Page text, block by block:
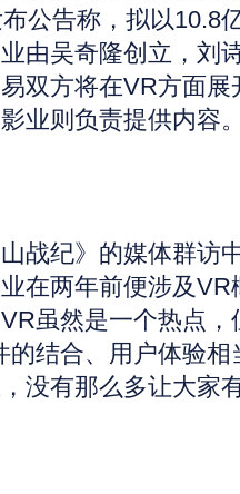
公告称，拟以10.8
由吴奇隆创立，刘
双方将在VR方面
业则负责提供内容
战纪》的媒体群访
在两年前便涉及
虽然是一个热点
的结合、用户体验
没有那么多让大家